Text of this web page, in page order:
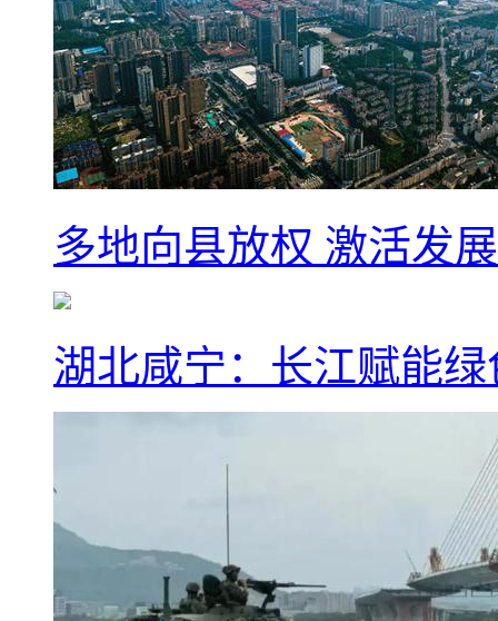
多地向县放权 激活发
湖北咸宁：长江赋能